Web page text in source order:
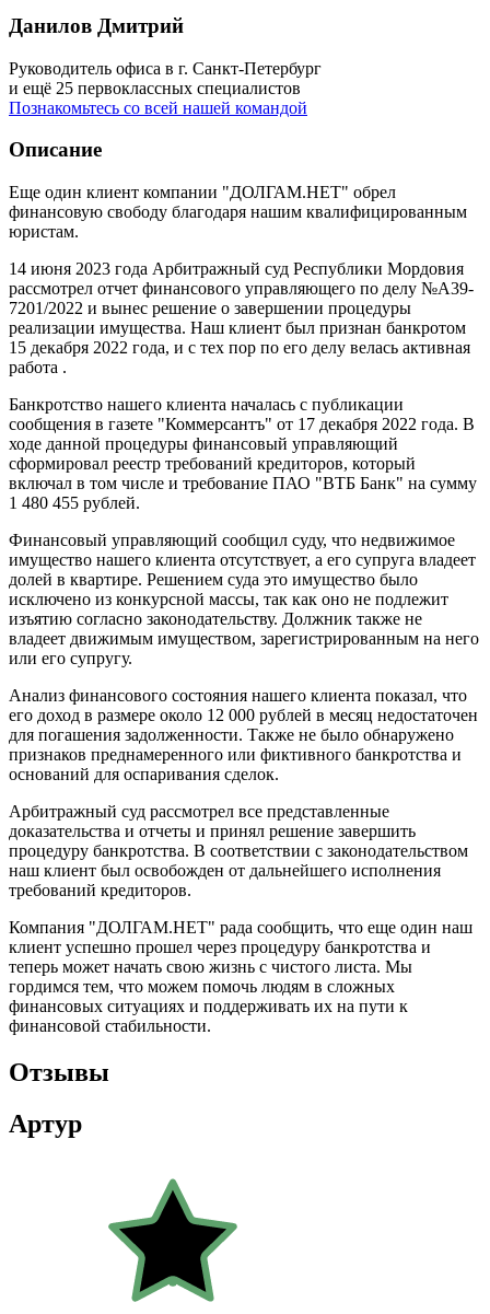
Данилов Дмитрий
Руководитель офиса в г. Санкт-Петербург
и ещё 25 первоклассных специалистов
Познакомьтесь со всей нашей командой
Описание
Еще один клиент компании "ДОЛГАМ.НЕТ" обрел
финансовую свободу благодаря нашим квалифицированным
юристам.
14 июня 2023 года Арбитражный суд Республики Мордовия
рассмотрел отчет финансового управляющего по делу №А39-
7201/2022 и вынес решение о завершении процедуры
реализации имущества. Наш клиент был признан банкротом
15 декабря 2022 года, и с тех пор по его делу велась активная
работа .
Банкротство нашего клиента началась с публикации
сообщения в газете "Коммерсантъ" от 17 декабря 2022 года. В
ходе данной процедуры финансовый управляющий
сформировал реестр требований кредиторов, который
включал в том числе и требование ПАО "ВТБ Банк" на сумму
1 480 455 рублей.
Финансовый управляющий сообщил суду, что недвижимое
имущество нашего клиента отсутствует, а его супруга владеет
долей в квартире. Решением суда это имущество было
исключено из конкурсной массы, так как оно не подлежит
изъятию согласно законодательству. Должник также не
владеет движимым имуществом, зарегистрированным на него
или его супругу.
Анализ финансового состояния нашего клиента показал, что
его доход в размере около 12 000 рублей в месяц недостаточен
для погашения задолженности. Также не было обнаружено
признаков преднамеренного или фиктивного банкротства и
оснований для оспаривания сделок.
Арбитражный суд рассмотрел все представленные
доказательства и отчеты и принял решение завершить
процедуру банкротства. В соответствии с законодательством
наш клиент был освобожден от дальнейшего исполнения
требований кредиторов.
Компания "ДОЛГАМ.НЕТ" рада сообщить, что еще один наш
клиент успешно прошел через процедуру банкротства и
теперь может начать свою жизнь с чистого листа. Мы
гордимся тем, что можем помочь людям в сложных
финансовых ситуациях и поддерживать их на пути к
финансовой стабильности.
Отзывы
Артур